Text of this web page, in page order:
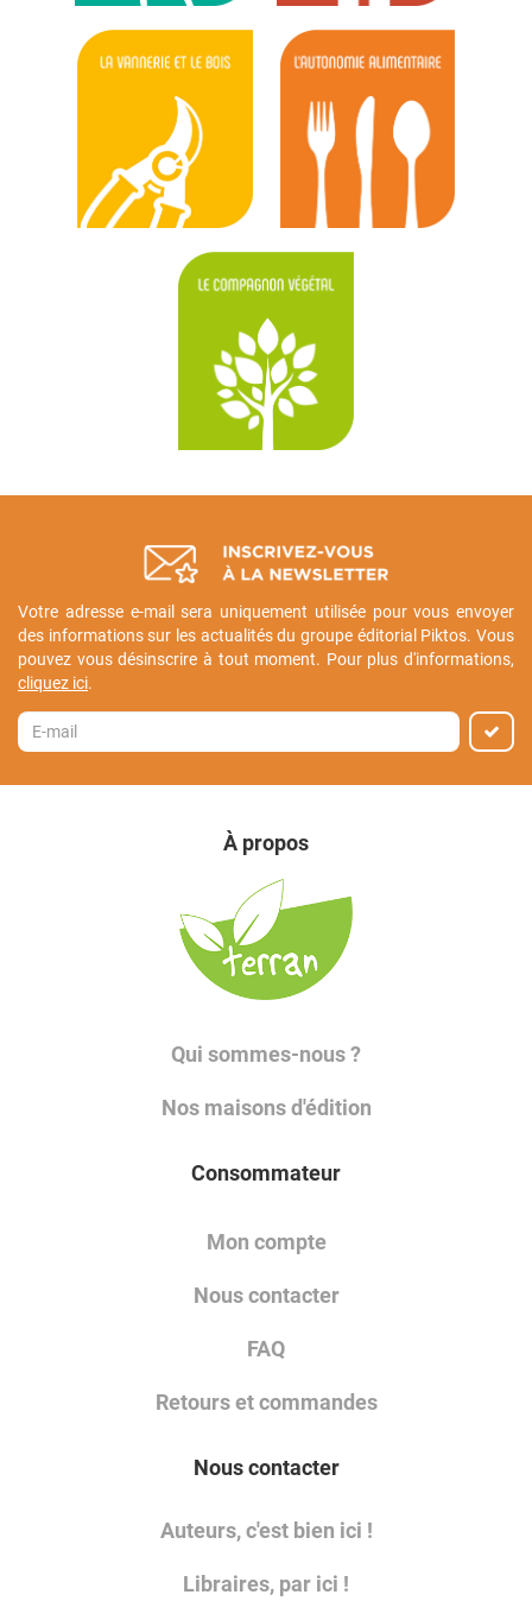
Votre adresse e-mail sera uniquement utilisée pour vous envoyer
des informations sur les actualités du groupe éditorial Piktos. Vous
pouvez vous désinscrire à tout moment. Pour plus d'informations,
cliquez ici.
À propos
Qui sommes-nous ?
Nos maisons d'édition
Consommateur
Mon compte
Nous contacter
FAQ
Retours et commandes
Nous contacter
Auteurs, c'est bien ici !
Libraires, par ici !